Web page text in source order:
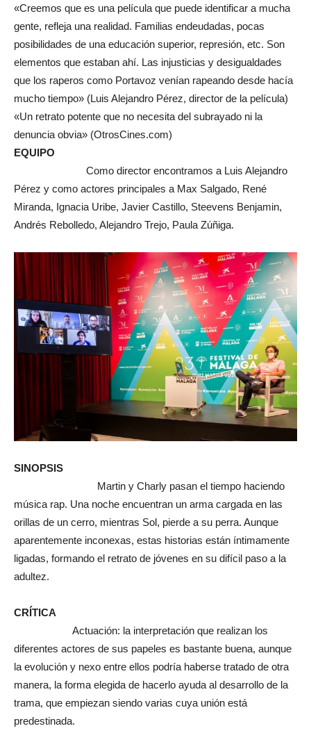
«Creemos que es una película que puede identificar a mucha
gente, refleja una realidad. Familias endeudadas, pocas
posibilidades de una educación superior, represión, etc. Son
elementos que estaban ahí. Las injusticias y desigualdades
que los raperos como Portavoz venían rapeando desde hacía
mucho tiempo» (Luis Alejandro Pérez, director de la película)
«Un retrato potente que no necesita del subrayado ni la
denuncia obvia» (OtrosCines.com)
EQUIPO
Como director encontramos a Luis Alejandro
Pérez y como actores principales a Max Salgado, René
Miranda, Ignacia Uribe, Javier Castillo, Steevens Benjamin,
Andrés Rebolledo, Alejandro Trejo, Paula Zúñiga.
SINOPSIS
Martin y Charly pasan el tiempo haciendo
música rap. Una noche encuentran un arma cargada en las
orillas de un cerro, mientras Sol, pierde a su perra. Aunque
aparentemente inconexas, estas historias están íntimamente
ligadas, formando el retrato de jóvenes en su difícil paso a la
adultez.
CRÍTICA
Actuación: la interpretación que realizan los
diferentes actores de sus papeles es bastante buena, aunque
la evolución y nexo entre ellos podría haberse tratado de otra
manera, la forma elegida de hacerlo ayuda al desarrollo de la
trama, que empiezan siendo varias cuya unión está
predestinada.